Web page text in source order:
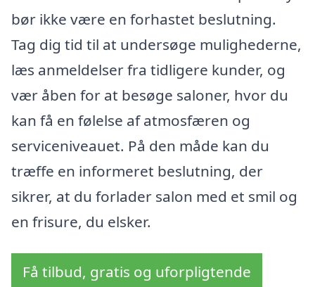
bør ikke være en forhastet beslutning.
Tag dig tid til at undersøge mulighederne,
læs anmeldelser fra tidligere kunder, og
vær åben for at besøge saloner, hvor du
kan få en følelse af atmosfæren og
serviceniveauet. På den måde kan du
træffe en informeret beslutning, der
sikrer, at du forlader salon med et smil og
en frisure, du elsker.
Få tilbud, gratis og uforpligtende